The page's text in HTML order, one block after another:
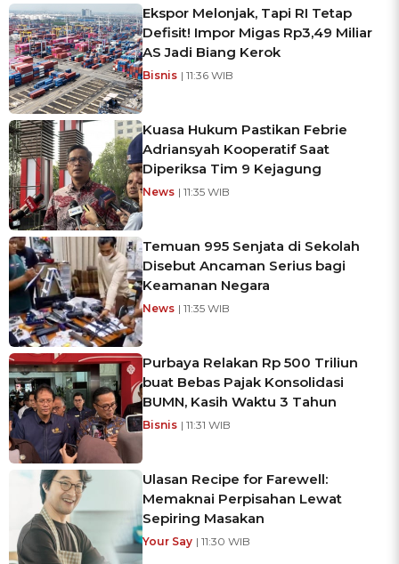
Ekspor Melonjak, Tapi RI Tetap
Defisit! Impor Migas Rp3,49 Miliar
AS Jadi Biang Kerok
Bisnis | 11:36 WIB
Kuasa Hukum Pastikan Febrie
Adriansyah Kooperatif Saat
Diperiksa Tim 9 Kejagung
News | 11:35 WIB
Temuan 995 Senjata di Sekolah
Disebut Ancaman Serius bagi
Keamanan Negara
News | 11:35 WIB
Purbaya Relakan Rp 500 Triliun
buat Bebas Pajak Konsolidasi
BUMN, Kasih Waktu 3 Tahun
Bisnis | 11:31 WIB
Ulasan Recipe for Farewell:
Memaknai Perpisahan Lewat
Sepiring Masakan
Your Say | 11:30 WIB